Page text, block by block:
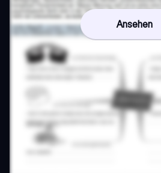
Ansehen